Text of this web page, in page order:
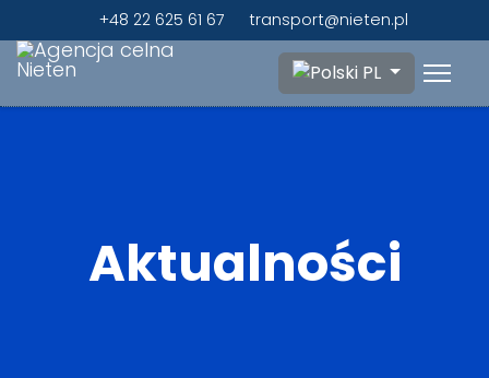
+48 22 625 61 67 transport@nieten.pl
Wybierz swój język
PL
Aktualności